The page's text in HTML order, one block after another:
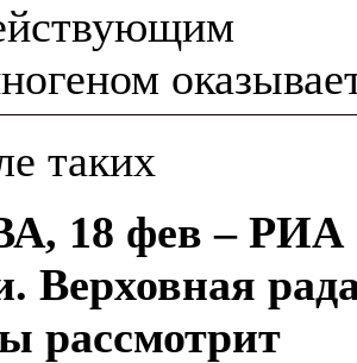
таких
18 фев – РИА
Верховная
рассмотрит